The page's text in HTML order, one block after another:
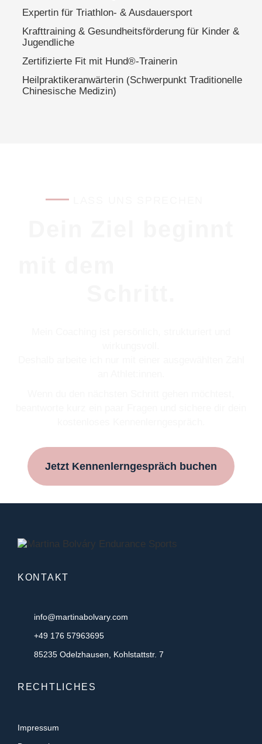
Expertin für Triathlon- & Ausdauersport
Krafttraining & Gesundheitsförderung für Kinder &
Jugendliche
Zertifizierte Fit mit Hund®-Trainerin
Heilpraktikeranwärterin (Schwerpunkt Traditionelle
Chinesische Medizin)
Jetzt Kennenlerngespräch buchen
KONTAKT
info@martinabolvary.com
+49 176 57963695
85235 Odelzhausen, Kohlstattstr. 7
RECHTLICHES
Impressum